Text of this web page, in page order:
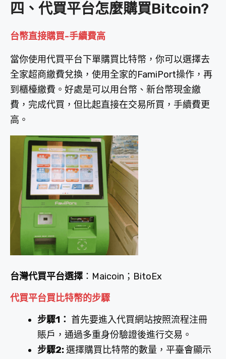
四、代買平台怎麼購買Bitcoin?
台幣直接購買-手續費高
當你使用代買平台下單購買比特幣，你可以選擇去
全家超商繳費兌換，使用全家的FamiPort操作，再
到櫃檯繳費。好處是可以用台幣、新台幣現金繳
費，完成代買，但比起直接在交易所買，手續費更
高。
台灣代買平台選擇 ：Maicoin；BitoEx
代買平台買比特幣的步驟
步驟1： 首先要進入代買網站按照流程注冊
賬戶，通過多重身份驗證後進行交易。
步驟2:選擇購買比特幣的數量，平臺會顯示